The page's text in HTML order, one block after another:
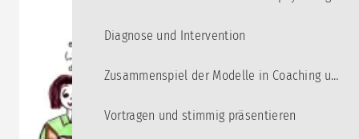
Diagnose und Intervention
Zusammenspiel der Modelle in Coaching und Fallarbeit
Vortragen und stimmig präsentieren